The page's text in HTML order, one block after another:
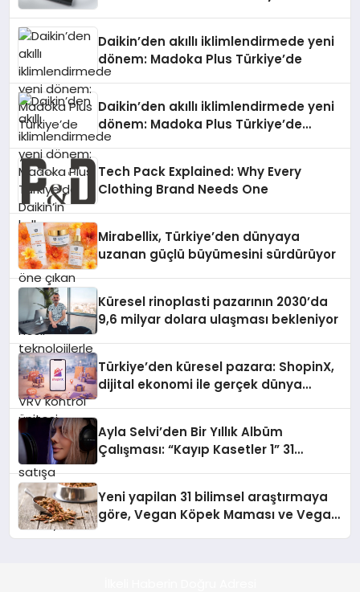
Daikin’den akıllı iklimlendirmede yeni
dönem: Madoka Plus Türkiye’de
Daikin’den akıllı iklimlendirmede yeni
dönem: Madoka Plus Türkiye’de
Daikin’in kullanıcı dostu tasarımıyla
teknolojilerle donatılmış son modeli
VRV kontrol ünitesi Madoka Plus
Türkiye’de satışa sunuldu. Tam
dokunmatik ekranı, mobil uygulama
desteği ve akıllı sensör entegrasyonu
sayesinde iklimlendirme sistemlerinin
yönetimini daha kolay, konforlu ve
verimli hale getiriyor. Enerji
verimliliğini artırırken modern yaşam
Tech Pack Explained: Why Every
Clothing Brand Needs One
Mirabellix, Türkiye’den dünyaya
uzanan güçlü büyümesini sürdürüyor
Küresel rinoplasti pazarının 2030’da
9,6 milyar dolara ulaşması bekleniyor
Türkiye’den küresel pazara: ShopinX,
dijital ekonomi ile gerçek dünya
Ayla Selvi’den Bir Yıllık Albüm
Çalışması: “Kayıp Kasetler 1” 31
Yeni yapilan 31 bilimsel araştırmaya
göre, Vegan Köpek Maması ve Vegan